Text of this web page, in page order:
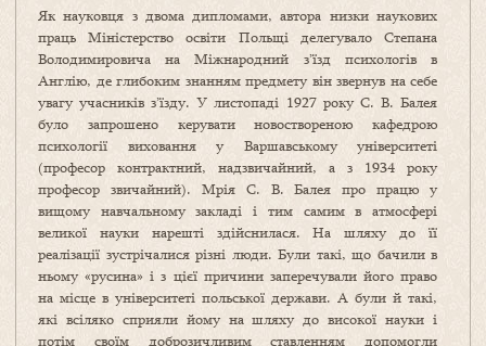
Як науковця з двома дипломами, автора низки наукових
праць Міністерство освіти Польщі делегувало Степана
Володимировича на Міжнародний з’їзд психологів в
Англію, де глибоким знанням предмету він звернув на себе
увагу учасників з’їзду. У листопаді 1927 року С. В. Балея
було запрошено керувати новоствореною кафедрою
психології виховання у Варшавському університеті
(професор контрактний, надзвичайний, а з 1934 року
професор звичайний). Мрія С. В. Балея про працю у
вищому навчальному закладі і тим самим в атмосфері
великої науки нарешті здійснилася. На шляху до її
реалізації зустрічалися різні люди. Були такі, що бачили в
ньому «русина» і з цієї причини заперечували його право
на місце в університеті польської держави. А були й такі,
які всіляко сприяли йому на шляху до високої науки і
потім своїм доброзичливим ставленням допомогли